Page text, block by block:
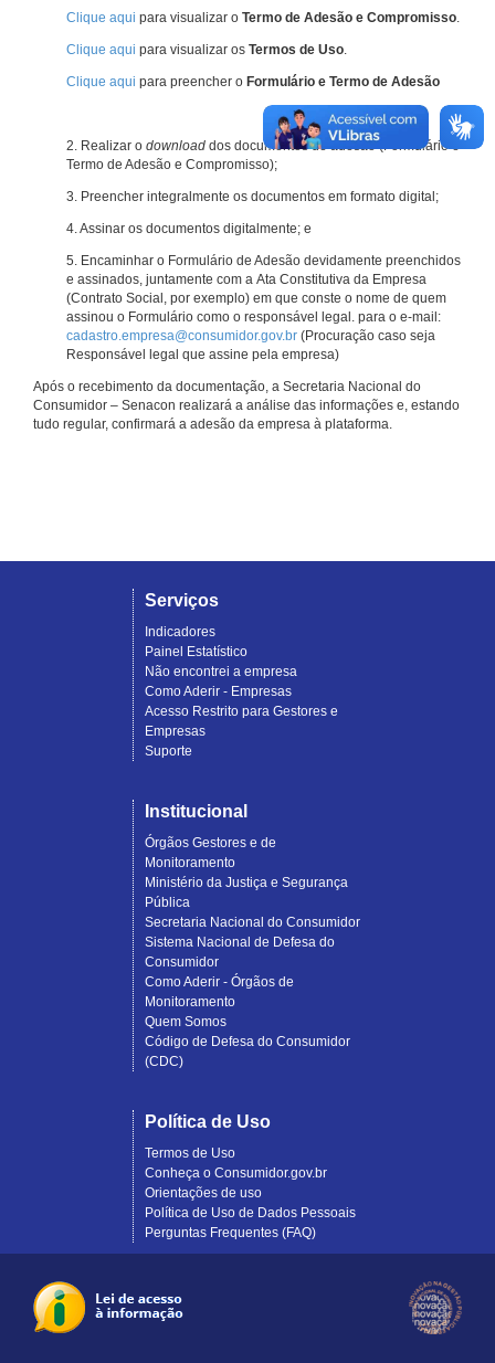
Clique aqui para visualizar o Termo de Adesão e Compromisso.
Clique aqui para visualizar os Termos de Uso.
Clique aqui para preencher o Formulário e Termo de Adesão
2. Realizar o download dos documentos de adesão (Formulário e
Termo de Adesão e Compromisso);
3. Preencher integralmente os documentos em formato digital;
4. Assinar os documentos digitalmente; e
5. Encaminhar o Formulário de Adesão devidamente preenchidos
e assinados, juntamente com a Ata Constitutiva da Empresa
(Contrato Social, por exemplo) em que conste o nome de quem
assinou o Formulário como o responsável legal. para o e-mail:
cadastro.empresa@consumidor.gov.br (Procuração caso seja
Responsável legal que assine pela empresa)
Após o recebimento da documentação, a Secretaria Nacional do
Consumidor – Senacon realizará a análise das informações e, estando
tudo regular, confirmará a adesão da empresa à plataforma.
Serviços
Indicadores
Painel Estatístico
Não encontrei a empresa
Como Aderir - Empresas
Acesso Restrito para Gestores e
Empresas
Suporte
Institucional
Órgãos Gestores e de
Monitoramento
Ministério da Justiça e Segurança
Pública
Secretaria Nacional do Consumidor
Sistema Nacional de Defesa do
Consumidor
Como Aderir - Órgãos de
Monitoramento
Quem Somos
Código de Defesa do Consumidor
(CDC)
Política de Uso
Termos de Uso
Conheça o Consumidor.gov.br
Orientações de uso
Política de Uso de Dados Pessoais
Perguntas Frequentes (FAQ)